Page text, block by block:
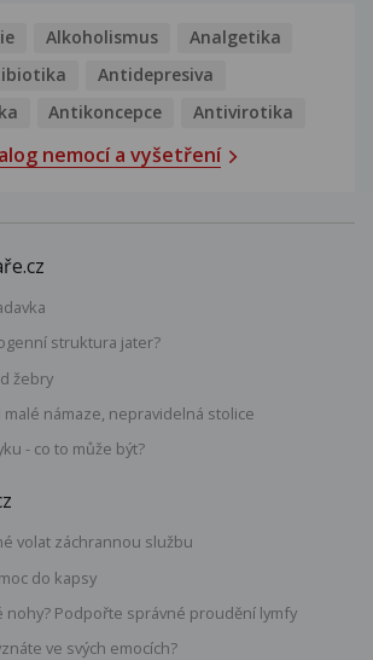
Alkoholismus
Analgetika
Antidepresiva
Antikoncepce Antivirotika
nemocí a vyšetření
struktura jater?
žebry
malé námaze, nepravidelná stolice
- co to může být?
volat záchrannou službu
do kapsy
nohy? Podpořte správné proudění lymfy
ve svých emocích?